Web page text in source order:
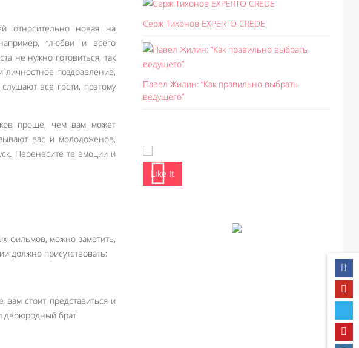
относительно новая на
“любви и всего
не нужно готовиться, так
личностное поздравление,
все гости, поэтому
проще, чем вам может
вас и молодоженов,
Перенесите те эмоции и
фильмов, можно заметить,
должно присутствовать:
стоит представиться и
двоюродный брат.
Серж Тихонов EXPERTO CREDE
Павел Жилин: “Как правильно выбрать
ведущего”
Like It